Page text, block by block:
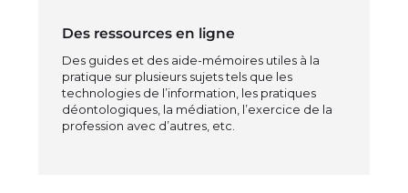
Des ressources en ligne
Des guides et des aide-mémoires utiles à la
pratique sur plusieurs sujets tels que les
technologies de l’information, les pratiques
déontologiques, la médiation, l’exercice de la
profession avec d’autres, etc.